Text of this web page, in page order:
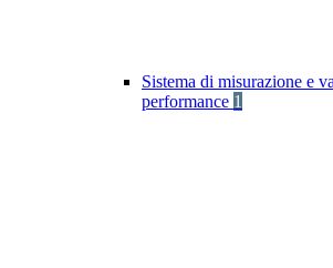
Sistema di misurazione e
performance 1